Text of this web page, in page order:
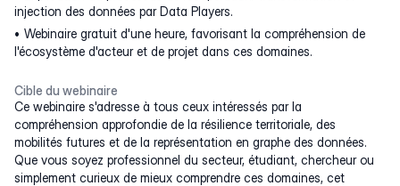
injection des données par Data Players.
Webinaire gratuit d'une heure, favorisant la compréhension de
l'écosystème d'acteur et de projet dans ces domaines.
Cible du webinaire
Ce webinaire s'adresse à tous ceux intéressés par la
compréhension approfondie de la résilience territoriale, des
mobilités futures et de la représentation en graphe des données.
Que vous soyez professionnel du secteur, étudiant, chercheur ou
simplement curieux de mieux comprendre ces domaines, cet